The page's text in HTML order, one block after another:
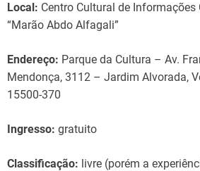
Local: Centro Cultural de
“Marão Abdo Alfagali”
Endereço: Parque da Cultura – Av.
Mendonça, 3112 – Jardim Alvorada,
15500-370
Ingresso: gratuito
Classificação: livre (porém a